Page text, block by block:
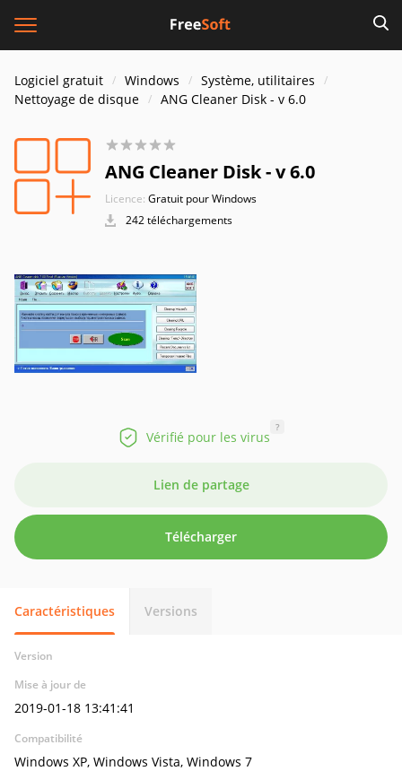
Logiciel gratuit Windows
Système, utilitaires
Nettoyage de disque
ANG Cleaner Disk - v 6.0
ANG Cleaner Disk - v 6.0
Licence: Gratuit pour Windows
242 téléchargements
Vérifié pour les virus
?
Lien de partage
Télécharger
Caractéristiques Versions
Version
Mise à jour de
2019-01-18 13:41:41
Compatibilité
Windows XP, Windows Vista, Windows 7